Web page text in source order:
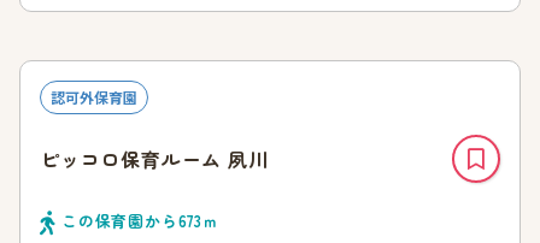
認可外保育園
ピッコロ保育ルーム 夙川
この保育園から673ｍ